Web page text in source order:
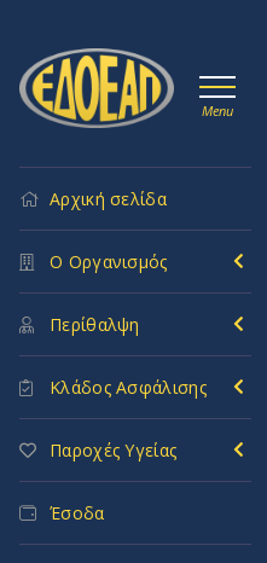
Menu
Αρχική σελίδα
Ο Οργανισμός
Περίθαλψη
Κλάδος Ασφάλισης
Παροχές Υγείας
Έσοδα